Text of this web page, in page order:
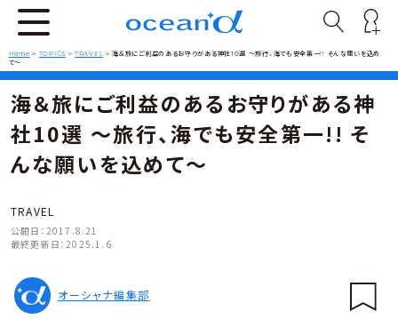
Home > TOPICS >TRAVEL >海＆旅にご利益のあるお守りがある神社10選 〜旅行、海でも安全第一!! そんな願いを込め
て〜
海＆旅にご利益のあるお守りがある神
社10選 〜旅行、海でも安全第一!! そ
んな願いを込めて〜
TRAVEL
公開日： 2017.8.21
最終更新日： 2025.1.6
オーシャナ編集部